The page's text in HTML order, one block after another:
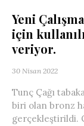
Yeni
için
veriyor.
30 Nisan 2022
Tunç Çağı
biri olan bronz
gerçekleştirildi.